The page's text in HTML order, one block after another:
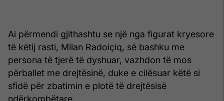
Ai përmendi gjithashtu se një nga figurat kryesore
të këtij rasti, Milan Radoiçiq, së bashku me
persona të tjerë të dyshuar, vazhdon të mos
përballet me drejtësinë, duke e cilësuar këtë si
sfidë për zbatimin e plotë të drejtësisë
ndërkombëtare.